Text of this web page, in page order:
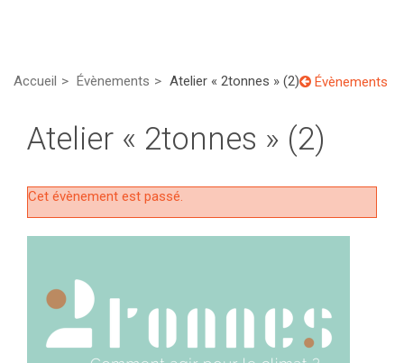
Accueil Évènements Atelier « 2tonnes » (2) Évènements
Atelier « 2tonnes » (2)
Cet évènement est passé.